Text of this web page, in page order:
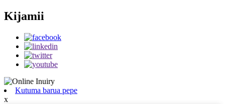
Kijamii
Kutuma barua pepe
x